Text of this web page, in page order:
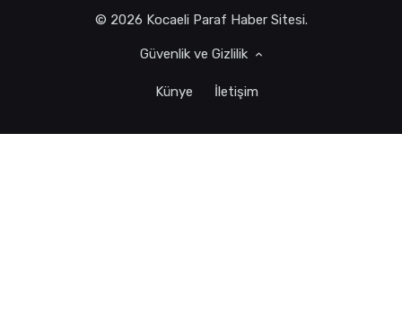
© 2026 Kocaeli Paraf Haber Sitesi.
Güvenlik ve Gizlilik
Künye İletişim